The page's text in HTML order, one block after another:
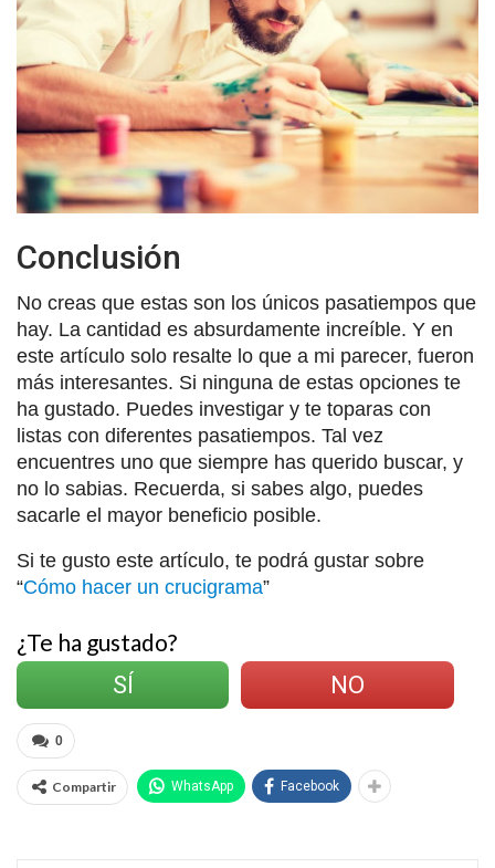
Conclusión
No creas que estas son los únicos pasatiempos que
hay. La cantidad es absurdamente increíble. Y en
este artículo solo resalte lo que a mi parecer, fueron
más interesantes. Si ninguna de estas opciones te
ha gustado. Puedes investigar y te toparas con
listas con diferentes pasatiempos. Tal vez
encuentres uno que siempre has querido buscar, y
no lo sabias. Recuerda, si sabes algo, puedes
sacarle el mayor beneficio posible.
Si te gusto este artículo, te podrá gustar sobre
“Cómo hacer un crucigrama”
¿Te ha gustado?
SÍ
NO
0
Compartir WhatsApp Facebook